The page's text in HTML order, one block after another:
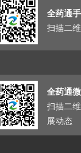
全药通
扫描二
全药通
扫描二
展动态